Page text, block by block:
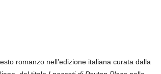
romanzo nell’edizione italiana curata dalla